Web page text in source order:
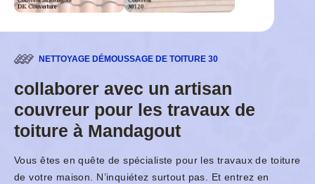
NETTOYAGE DÉMOUSSAGE DE TOITURE 30
collaborer avec un artisan
couvreur pour les travaux de
toiture à Mandagout
Vous êtes en quête de spécialiste pour les travaux de toiture
de votre maison. N’inquiétez surtout pas. Et entrez en